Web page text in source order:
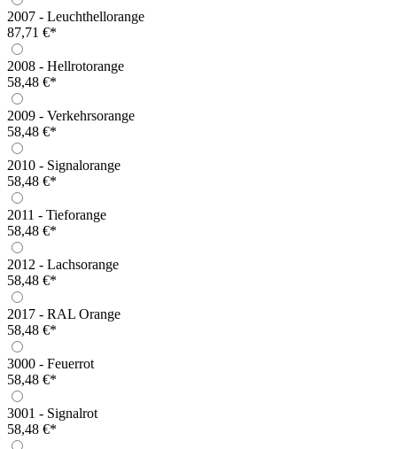
2007 - Leuchthellorange
87,71 €*
2008 - Hellrotorange
58,48 €*
2009 - Verkehrsorange
58,48 €*
2010 - Signalorange
58,48 €*
2011 - Tieforange
58,48 €*
2012 - Lachsorange
58,48 €*
2017 - RAL Orange
58,48 €*
3000 - Feuerrot
58,48 €*
3001 - Signalrot
58,48 €*